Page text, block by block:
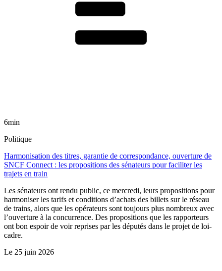
6min
Politique
Harmonisation des titres, garantie de correspondance, ouverture de
SNCF Connect : les propositions des sénateurs pour faciliter les
trajets en train
Les sénateurs ont rendu public, ce mercredi, leurs propositions pour
harmoniser les tarifs et conditions d’achats des billets sur le réseau
de trains, alors que les opérateurs sont toujours plus nombreux avec
l’ouverture à la concurrence. Des propositions que les rapporteurs
ont bon espoir de voir reprises par les députés dans le projet de loi-
cadre.
Le 25 juin 2026